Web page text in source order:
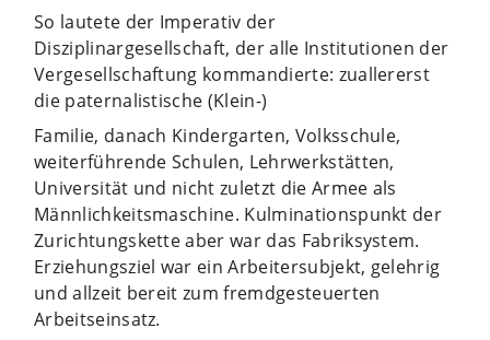
So lautete der Imperativ der
Disziplinargesellschaft, der alle Institutionen der
Vergesellschaftung kommandierte: zuallererst
die paternalistische (Klein-)
Familie, danach Kindergarten, Volksschule,
weiterführende Schulen, Lehrwerkstätten,
Universität und nicht zuletzt die Armee als
Männlichkeitsmaschine. Kulminationspunkt der
Zurichtungskette aber war das Fabriksystem.
Erziehungsziel war ein Arbeitersubjekt, gelehrig
und allzeit bereit zum fremdgesteuerten
Arbeitseinsatz.